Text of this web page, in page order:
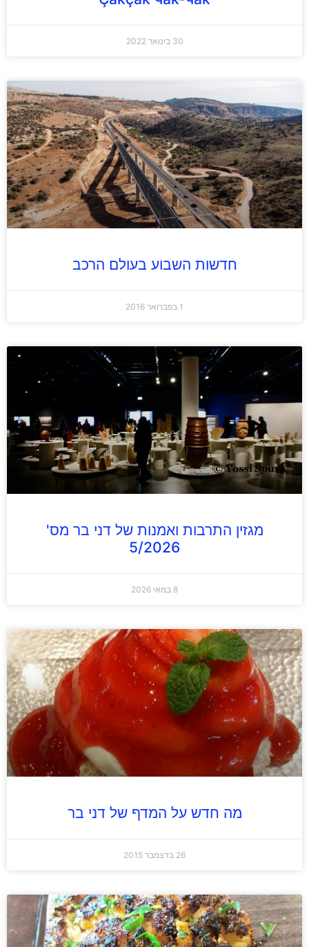
30 בינואר 2022
חדשות השבוע בעולם הרכב
1 בפברואר 2016
מגזין התרבות ואמנות של דני בר מס'
5/2026
8 במאי 2026
מה חדש על המדף של דני בר
26 בדצמבר 2015